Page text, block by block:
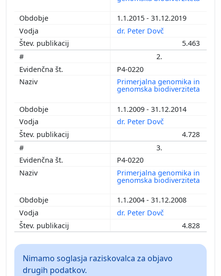
1.1.2015 - 31.12.2019
dr. Peter Dovč
5.463
2.
P4-0220
Primerjalna genomika in
genomska biodiverziteta
1.1.2009 - 31.12.2014
dr. Peter Dovč
4.728
3.
P4-0220
Primerjalna genomika in
genomska biodiverziteta
1.1.2004 - 31.12.2008
dr. Peter Dovč
4.828
Nimamo soglasja raziskovalca za objavo
drugih podatkov.